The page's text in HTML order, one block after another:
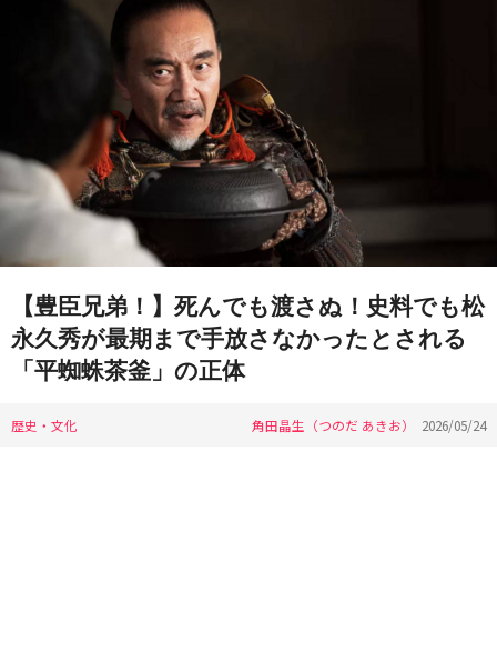
【豊臣兄弟！】死んでも渡さぬ！史料でも松
永久秀が最期まで手放さなかったとされる
「平蜘蛛茶釜」の正体
歴史・文化 角田晶生（つのだ あきお） 2026/05/24